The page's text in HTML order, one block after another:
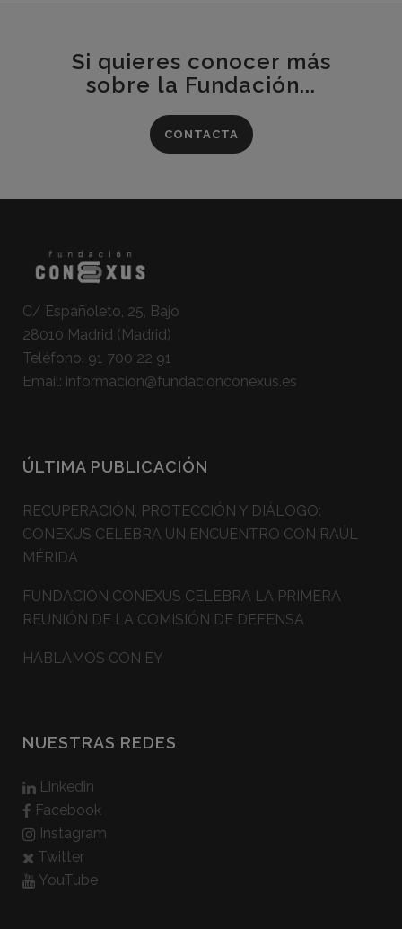
Si quieres conocer más
sobre la Fundación...
CONTACTA
C/ Españoleto, 25, Bajo
28010 Madrid (Madrid)
Teléfono: 91 700 22 91
Email: informacion@fundacionconexus.es
ÚLTIMA PUBLICACIÓN
RECUPERACIÓN, PROTECCIÓN Y DIÁLOGO:
CONEXUS CELEBRA UN ENCUENTRO CON RAÚL
MÉRIDA
FUNDACIÓN CONEXUS CELEBRA LA PRIMERA
REUNIÓN DE LA COMISIÓN DE DEFENSA
HABLAMOS CON EY
NUESTRAS REDES
Linkedin
Facebook
Instagram
Twitter
YouTube